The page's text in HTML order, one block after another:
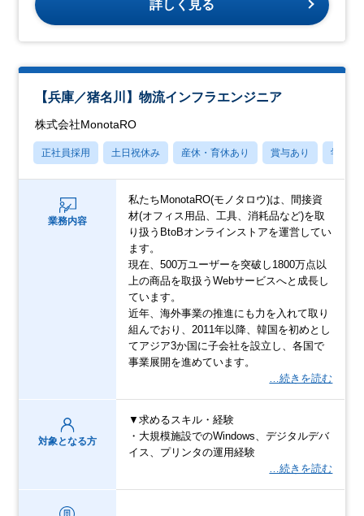
詳しく見る
【兵庫／猪名川】物流インフラエンジニア
株式会社MonotaRO
正社員採用 土日祝休み 産休・育休あり 賞与あり 学歴不
業務内容
私たちMonotaRO(モノタロウ)は、間接資
材(オフィス用品、工具、消耗品など)を取
り扱うBtoBオンラインストアを運営してい
ます。
現在、500万ユーザーを突破し1800万点以
上の商品を取扱うWebサービスへと成長し
ています。
近年、海外事業の推進にも力を入れて取り
組んでおり、2011年以降、韓国を初めとし
てアジア3か国に子会社を設立し、各国で
事業展開を進めています。
…続きを読む
対象となる方
▼求めるスキル・経験
・大規模施設でのWindows、デジタルデバ
イス、プリンタの運用経験
…続きを読む